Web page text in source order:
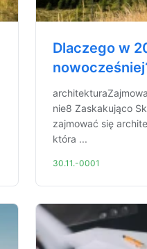
Dlaczego w
nie8 Zaskakująco
zajmować się
która ...
30.11.-0001